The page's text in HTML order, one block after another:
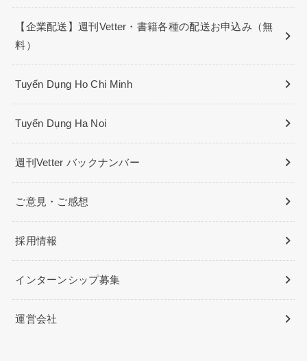
【企業配送】週刊Vetter・書籍各種の配送お申込み（無
料）
Tuyển Dụng Ho Chi Minh
Tuyển Dụng Ha Noi
週刊Vetter バックナンバー
ご意見・ご感想
採用情報
インターンシップ募集
運営会社